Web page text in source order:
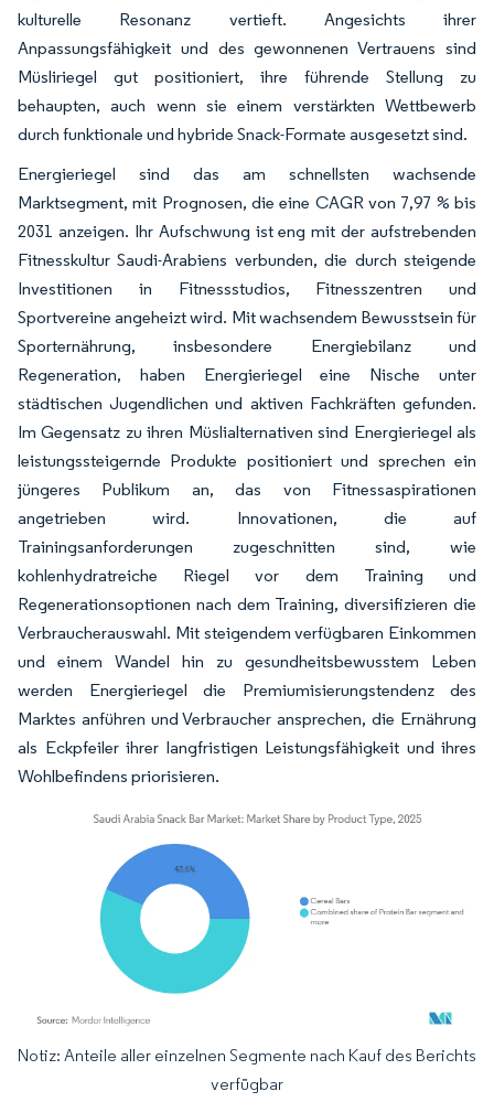
kulturelle Resonanz vertieft. Angesichts ihrer
Anpassungsfähigkeit und des gewonnenen Vertrauens sind
Müsliriegel gut positioniert, ihre führende Stellung zu
behaupten, auch wenn sie einem verstärkten Wettbewerb
durch funktionale und hybride Snack-Formate ausgesetzt sind.
Energieriegel sind das am schnellsten wachsende
Marktsegment, mit Prognosen, die eine CAGR von 7,97 % bis
2031 anzeigen. Ihr Aufschwung ist eng mit der aufstrebenden
Fitnesskultur Saudi-Arabiens verbunden, die durch steigende
Investitionen in Fitnessstudios, Fitnesszentren und
Sportvereine angeheizt wird. Mit wachsendem Bewusstsein für
Sporternährung, insbesondere Energiebilanz und
Regeneration, haben Energieriegel eine Nische unter
städtischen Jugendlichen und aktiven Fachkräften gefunden.
Im Gegensatz zu ihren Müslialternativen sind Energieriegel als
leistungssteigernde Produkte positioniert und sprechen ein
jüngeres Publikum an, das von Fitnessaspirationen
angetrieben wird. Innovationen, die auf
Trainingsanforderungen zugeschnitten sind, wie
kohlenhydratreiche Riegel vor dem Training und
Regenerationsoptionen nach dem Training, diversifizieren die
Verbraucherauswahl. Mit steigendem verfügbaren Einkommen
und einem Wandel hin zu gesundheitsbewusstem Leben
werden Energieriegel die Premiumisierungstendenz des
Marktes anführen und Verbraucher ansprechen, die Ernährung
als Eckpfeiler ihrer langfristigen Leistungsfähigkeit und ihres
Wohlbefindens priorisieren.
Bild © Mordor Intelligence. Wiederverwendung erfordert Namensnennung gemäß
Notiz: Anteile aller einzelnen Segmente nach Kauf des Berichts
verfügbar